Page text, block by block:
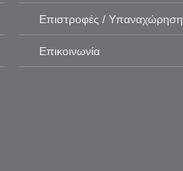
Επιστροφές / Υπαναχώρηση
Επικοινωνία